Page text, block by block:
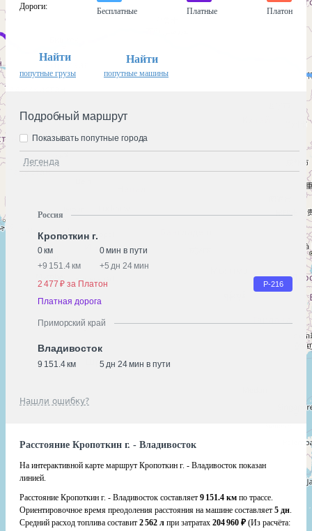
Дороги:
Бесплатные Платные Платон
Найти
попутные грузы
Найти
попутные машины
Подробный маршрут
Легенда
Показывать попутные города
Россия
Кропоткин г.
0 км
0 мин в пути
+9 151.4 км +5 дн 24 мин
2 477 ₽ за Платон
Р-216
Платная дорога
Приморский край
Владивосток
9 151.4 км 5 дн 24 мин в пути
Нашли ошибку?
Расстояние Кропоткин г. - Владивосток
На интерактивной карте маршрут Кропоткин г. - Владивосток показан
линией.
Расстояние Кропоткин г. - Владивосток составляет 9 151.4 км по трассе.
Ориентировочное время преодоления расстояния на машине составляет 5 дн.
Средний расход топлива составит 2 562 л при затратах 204 960 ₽ (Из расчёта: